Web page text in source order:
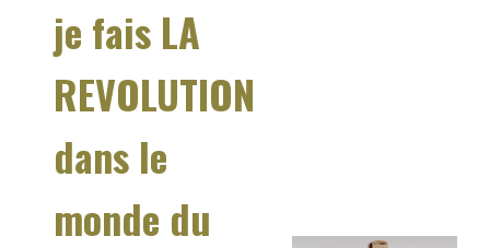
je fais LA
REVOLUTION
dans le
monde du